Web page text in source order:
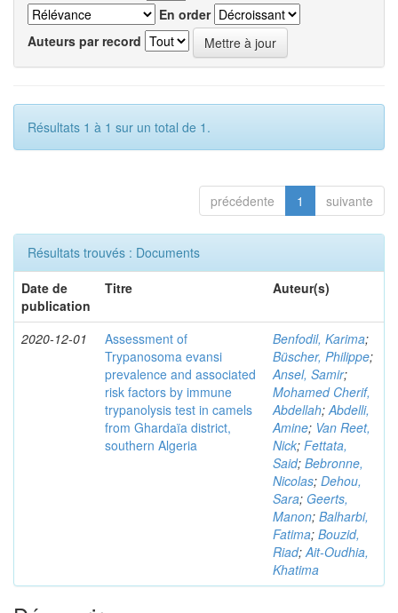
En order
Auteurs par record
Résultats 1 à 1 sur un total de 1.
précédente 1 suivante
Résultats trouvés : Documents
Date de
publication
Titre Auteur(s)
2020-12-01
Assessment of
Trypanosoma evansi
prevalence and associated
risk factors by immune
trypanolysis test in camels
from Ghardaïa district,
southern Algeria
Benfodil, Karima;
Büscher, Philippe;
Ansel, Samir;
Mohamed Cherif,
Abdellah;Abdelli,
Amine; Van Reet,
Nick; Fettata,
Said; Bebronne,
Nicolas; Dehou,
Sara; Geerts,
Manon; Balharbi,
Fatima; Bouzid,
Riad;Ait-Oudhia,
Khatima